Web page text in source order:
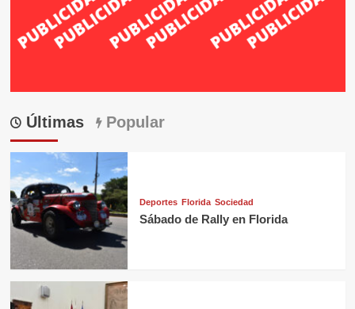
Últimas Popular
Deportes Florida Sociedad
Sábado de Rally en Florida